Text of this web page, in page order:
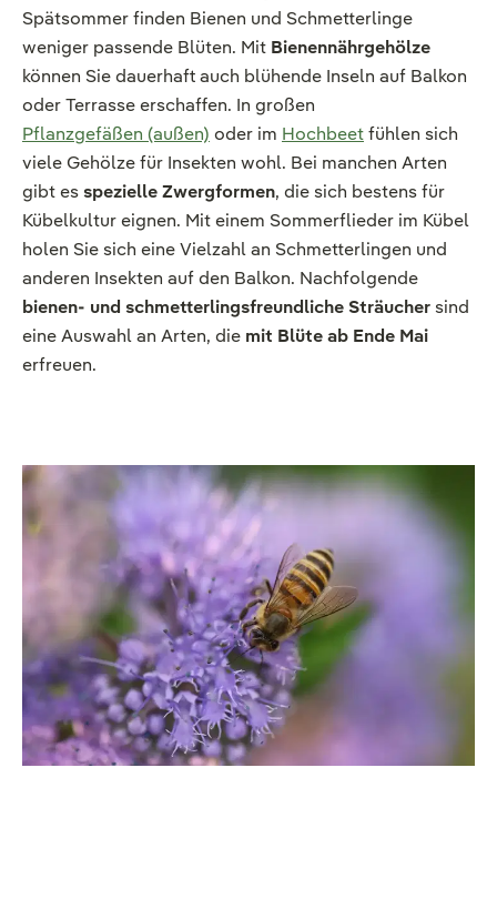
Spätsommer finden Bienen und Schmetterlinge
weniger passende Blüten. Mit Bienennährgehölze
können Sie dauerhaft auch blühende Inseln auf Balkon
oder Terrasse erschaffen. In großen
Pflanzgefäßen (außen) oder im Hochbeetfühlen sich
viele Gehölze für Insekten wohl. Bei manchen Arten
gibt esspezielle Zwergformen, die sich bestens für
Kübelkultur eignen. Mit einem Sommerflieder im Kübel
holen Sie sich eine Vielzahl an Schmetterlingen und
anderen Insekten auf den Balkon. Nachfolgende
bienen- und schmetterlingsfreundliche Sträuchersind
eine Auswahl an Arten, die mit Blüte ab Ende Mai
erfreuen.